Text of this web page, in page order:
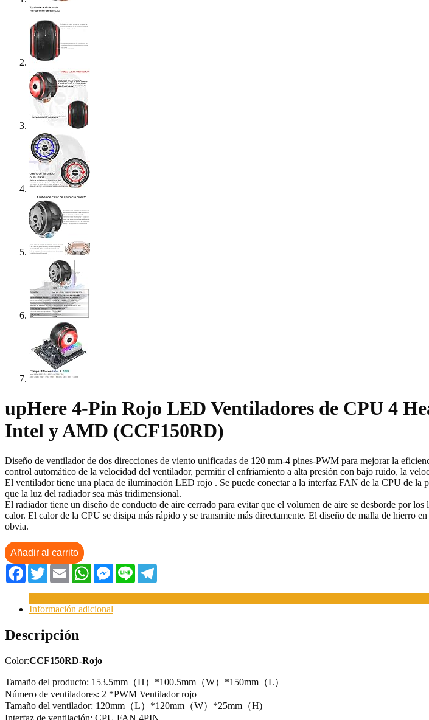
upHere 4-Pin Rojo LED Ventiladores de CPU 4
Intel y AMD (CCF150RD)
Diseño de ventilador de dos direcciones de viento unificadas de 120 mm-4 pines-PWM para mejorar la
control automático de la velocidad del ventilador, permitir el enfriamiento a alta presión con bajo ruido, la
El ventilador tiene una placa de iluminación LED rojo . Se puede conectar a la interfaz FAN de la CPU de
que la luz del radiador sea más tridimensional.
El radiador tiene un diseño de conducto de aire cerrado para evitar que el volumen de aire se desborde por
calor. El calor de la CPU se disipa más rápido y se transmite más directamente. El diseño de malla de hierro
obvia.
Añadir al carrito
Facebook
TwitterEmail WhatsAppMessenger
Line
Información adicional
Descripción
Color:CCF150RD-Rojo
Tamaño del producto: 153.5mm（H）*100.5mm（W）*150mm（L）
Número de ventiladores: 2 *PWM Ventilador rojo
Tamaño del ventilador: 120mm（L）*120mm（W）*25mm（H)
Interfaz de ventilación: CPU FAN 4PIN